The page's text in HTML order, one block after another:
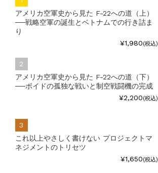
アメリカ空軍史から見た F-22への道（上）
──戦略空軍の誕生とベトナムでの行き詰ま
り
¥1,980(税込)
アメリカ空軍史から見た F-22への道（下）
──ボイドの孤独な戦いと制空戦闘機の完成
¥2,200(税込)
これ以上やさしく書けない プロジェクトマ
ネジメントのトリセツ
¥1,650(税込)